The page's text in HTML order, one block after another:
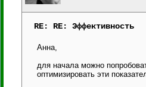
RE: RE: Эффективность
Анна,
для начала можно
оптимизировать эти